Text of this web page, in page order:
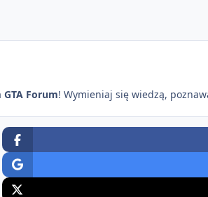
GTA Forum! Wymieniaj się wiedzą,